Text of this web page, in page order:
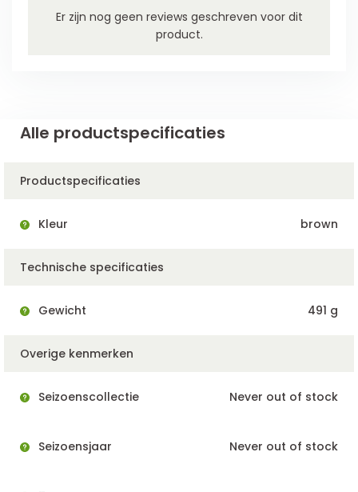
Er zijn nog geen reviews geschreven voor dit
product.
Alle productspecificaties
Productspecificaties
Kleur brown
Technische specificaties
Gewicht 491 g
Overige kenmerken
Seizoenscollectie Never out of stock
Seizoensjaar Never out of stock